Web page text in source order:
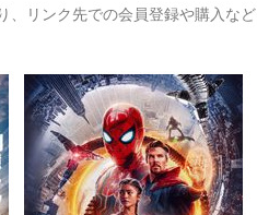
、リンク先での会員登録や購入など